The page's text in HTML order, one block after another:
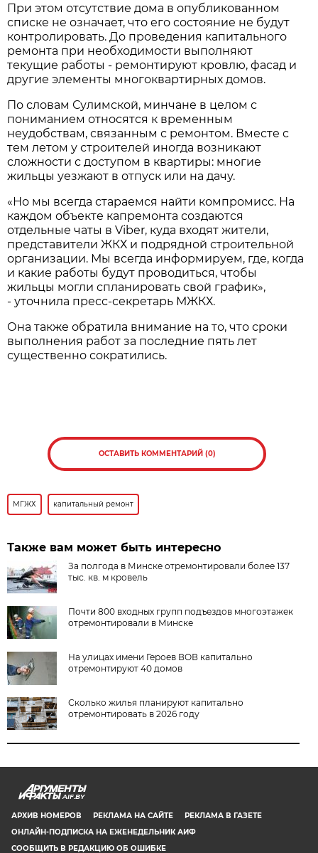
При этом отсутствие дома в опубликованном
списке не означает, что его состояние не будут
контролировать. До проведения капитального
ремонта при необходимости выполняют
текущие работы - ремонтируют кровлю, фасад и
другие элементы многоквартирных домов.
По словам Сулимской, минчане в целом с
пониманием относятся к временным
неудобствам, связанным с ремонтом. Вместе с
тем летом у строителей иногда возникают
сложности с доступом в квартиры: многие
жильцы уезжают в отпуск или на дачу.
«Но мы всегда стараемся найти компромисс. На
каждом объекте капремонта создаются
отдельные чаты в Viber, куда входят жители,
представители ЖКХ и подрядной строительной
организации. Мы всегда информируем, где, когда
и какие работы будут проводиться, чтобы
жильцы могли спланировать свой график»,
- уточнила пресс-секретарь МЖКХ.
Она также обратила внимание на то, что сроки
выполнения работ за последние пять лет
существенно сократились.
ОСТАВИТЬ КОММЕНТАРИЙ (0)
МГЖХ капитальный ремонт
Также вам может быть интересно
За полгода в Минске отремонтировали более 137
тыс. кв. м кровель
Почти 800 входных групп подъездов многоэтажек
отремонтировали в Минске
На улицах имени Героев ВОВ капитально
отремонтируют 40 домов
Сколько жилья планируют капитально
отремонтировать в 2026 году
AIF.BY
АРХИВ НОМЕРОВ РЕКЛАМА НА САЙТЕ
РЕКЛАМА В ГАЗЕТЕ
ОНЛАЙН-ПОДПИСКА НА ЕЖЕНЕДЕЛЬНИК АИФ
СООБЩИТЬ В РЕДАКЦИЮ ОБ ОШИБКЕ